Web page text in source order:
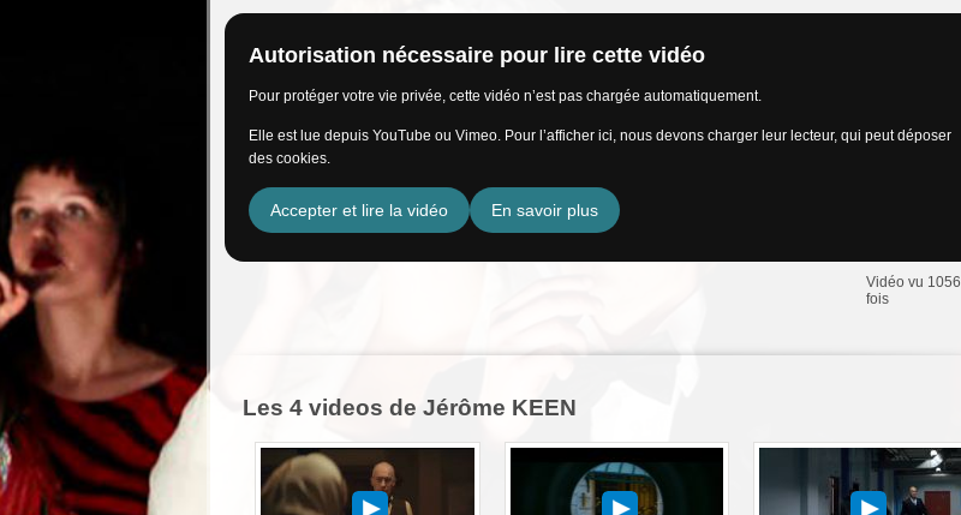
Autorisation nécessaire pour lire cette vidéo
Pour protéger votre vie privée, cette vidéo n’est pas chargée automatiquement.
Elle est lue depuis YouTube ou Vimeo. Pour l’afficher ici, nous devons charger leur lecteur, qui peut déposer
des cookies.
Accepter et lire la vidéo En savoir plus
Vidéo vu 1056
fois
Les 4 videos de Jérôme KEEN